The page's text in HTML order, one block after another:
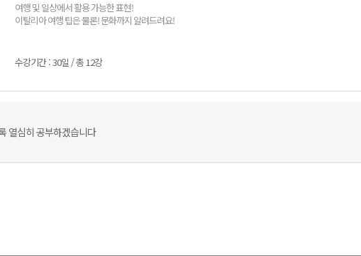
여행 및 일상에서 활용 가능한 표현!
이탈리아 여행 팁은 물론! 문화까지 알려드려요!
수강기간 : 30일 / 총 12강
열심히 공부하겠습니다